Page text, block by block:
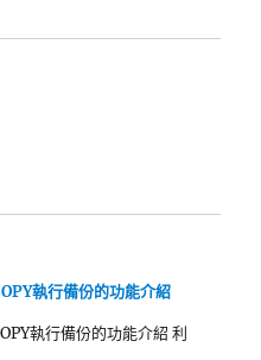
執行備份的功能介紹
執行備份的功能介紹 利